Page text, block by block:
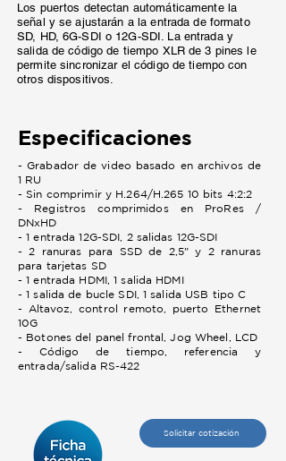
Los puertos detectan automáticamente la
señal y se ajustarán a la entrada de formato
SD, HD, 6G-SDI o 12G-SDI. La entrada y
salida de código de tiempo XLR de 3 pines le
permite sincronizar el código de tiempo con
otros dispositivos.
Especificaciones
- Grabador de video basado en archivos de
1 RU
- Sin comprimir y H.264/H.265 10 bits 4:2:2
- Registros comprimidos en ProRes /
DNxHD
- 1 entrada 12G-SDI, 2 salidas 12G-SDI
- 2 ranuras para SSD de 2,5" y 2 ranuras
para tarjetas SD
- 1 entrada HDMI, 1 salida HDMI
- 1 salida de bucle SDI, 1 salida USB tipo C
- Altavoz, control remoto, puerto Ethernet
10G
- Botones del panel frontal, Jog Wheel, LCD
- Código de tiempo, referencia y
entrada/salida RS-422
Solicitar cotización